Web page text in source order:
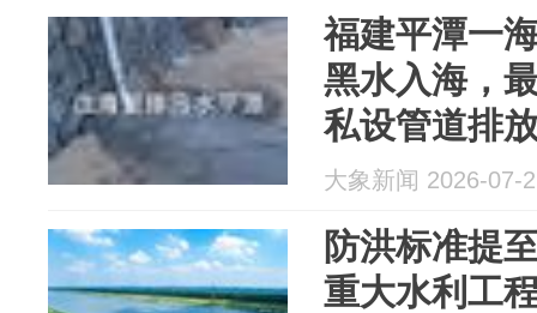
福建平潭一
黑水入海，
私设管道排
门已前往处
大象新闻 2026-07-
防洪标准提
重大水利工